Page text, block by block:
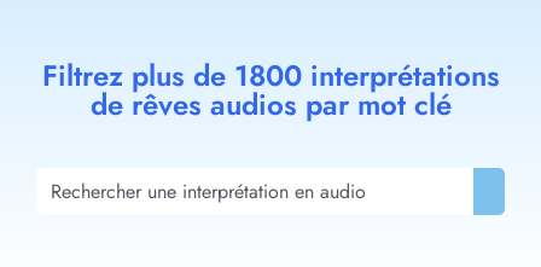
Filtrez plus de 1800 interprétations
de rêves audios par mot clé